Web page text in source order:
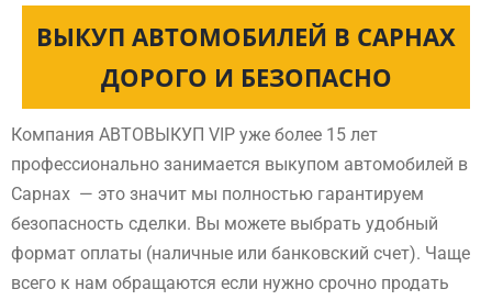
ВЫКУП АВТОМОБИЛЕЙ В САРНАХ
ДОРОГО И БЕЗОПАСНО
Компания АВТОВЫКУП VIP уже более 15 лет
профессионально занимается выкупом автомобилей в
Сарнах — это значит мы полностью гарантируем
безопасность сделки. Вы можете выбрать удобный
формат оплаты (наличные или банковский счет). Чаще
всего к нам обращаются если нужно срочно продать